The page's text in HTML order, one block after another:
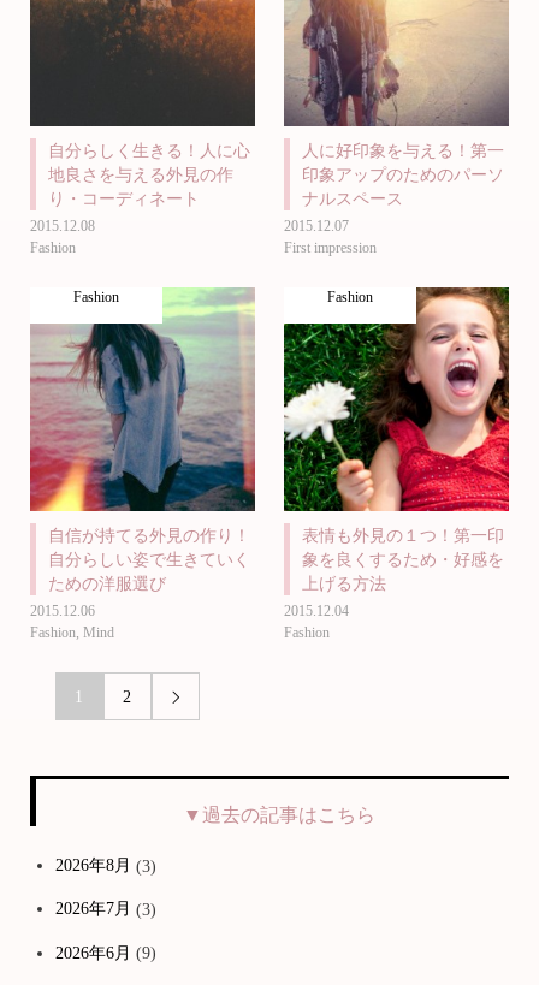
自分らしく生きる！人に心
地良さを与える外見の作
り・コーディネート
2015.12.08
Fashion
人に好印象を与える！第一
印象アップのためのパーソ
ナルスペース
2015.12.07
First impression
Fashion
自信が持てる外見の作り！
自分らしい姿で生きていく
ための洋服選び
2015.12.06
Fashion, Mind
Fashion
表情も外見の１つ！第一印
象を良くするため・好感を
上げる方法
2015.12.04
Fashion
1 2 
▼過去の記事はこちら
2026年8月 (3)
2026年7月 (3)
2026年6月 (9)